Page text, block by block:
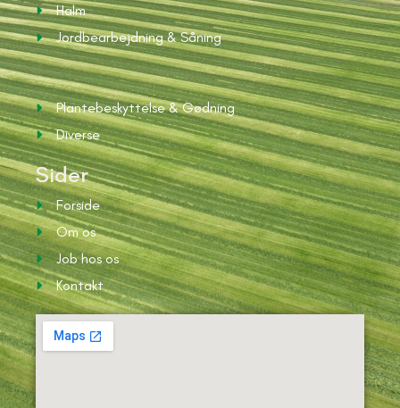
Halm
Jordbearbejdning & Såning
Ydelser
Plantebeskyttelse & Gødning
Diverse
Sider
Forside
Om os
Job hos os
Kontakt